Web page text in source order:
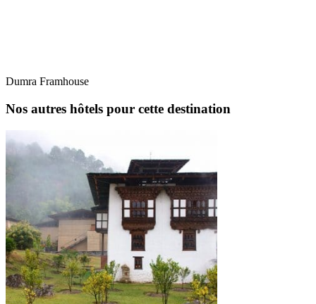
Dumra Framhouse
Nos autres hôtels pour cette destination